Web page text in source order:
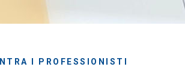
I PROFESSIONISTI